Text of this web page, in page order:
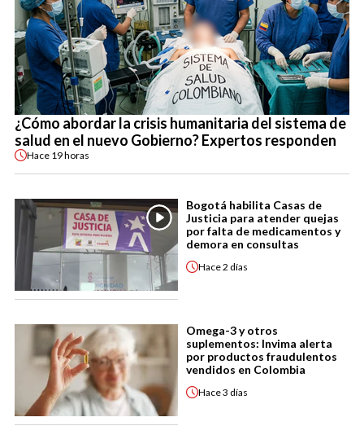
¿Cómo abordar la crisis humanitaria del sistema de
salud en el nuevo Gobierno? Expertos responden
Hace 19 horas
Bogotá habilita Casas de
Justicia para atender quejas
por falta de medicamentos y
demora en consultas
Hace2 días
Omega-3 y otros
suplementos: Invima alerta
por productos fraudulentos
vendidos en Colombia
Hace3 días